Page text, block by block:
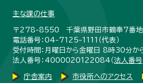
主な課の仕事
〒278-8550 千葉県野田市鶴奉7番地
電話番号：04-7125-1111（代表）
受付時間：月曜日から金曜日 8時30分か
法人番号：4000020122084（法人番号
庁舎案内 市役所へのアクセス